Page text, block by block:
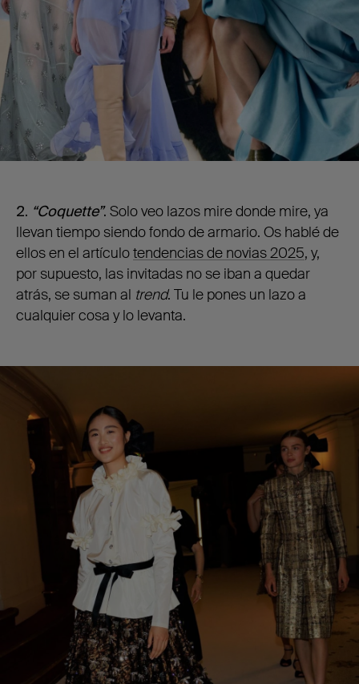
2. “Coquette”. Solo veo lazos mire donde mire, ya
llevan tiempo siendo fondo de armario. Os hablé de
ellos en el artículotendencias de novias 2025, y,
por supuesto, las invitadas no se iban a quedar
atrás, se suman al trend. Tu le pones un lazo a
cualquier cosa y lo levanta.